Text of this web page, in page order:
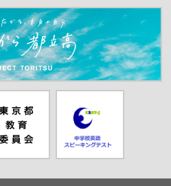
ウが開きます）
（別ウイ
ウが開き
ピーキングテ
スト（別ウイ
ンドウが開き